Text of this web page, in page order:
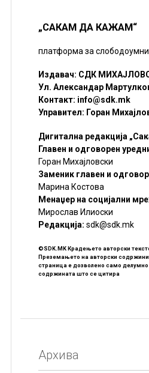
„САКАМ ДА КАЖАМ“
платформа за слободоумни
Издавач: СДК
Ул. Александар
Контакт: info@sdk.mk
Управител: Горан
Дигитална редакција
Главен и одговорен
Горан Михајловски
Заменик главен и
Марина Костова
Менаџер на социјални
Мирослав Илиоски
Редакцијa: sdk@sdk.mk
©SDK.MK Крадењето авторски
Преземањето на авторски содржини
страница е дозволено само
содржината што се цитира
Архива